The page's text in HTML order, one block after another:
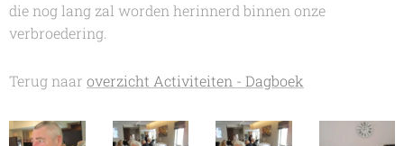
die nog lang zal worden herinnerd binnen onze
verbroedering.
Terug naar overzicht Activiteiten - Dagboek